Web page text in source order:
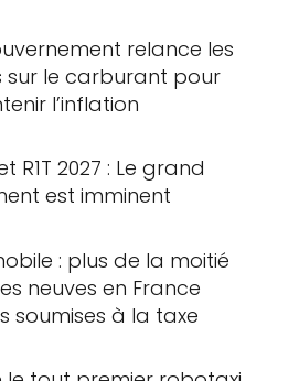
relance les
sur le carburant pour
l’inflation
R1T 2027 : Le grand
est imminent
: plus de la moitié
neuves en France
soumises à la taxe